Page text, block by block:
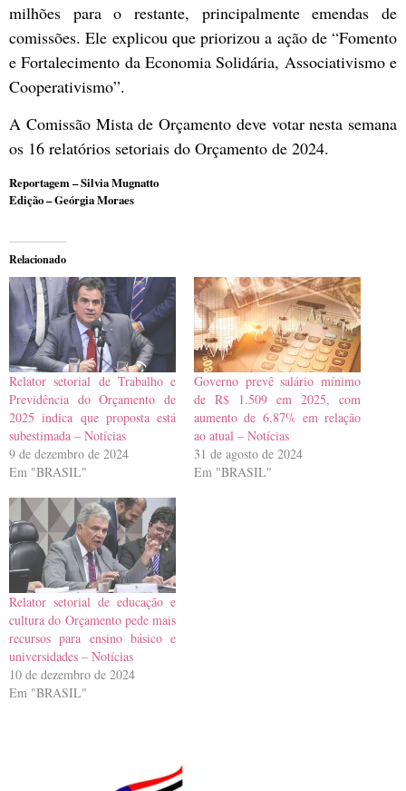
milhões para o restante, principalmente emendas de
comissões. Ele explicou que priorizou a ação de “Fomento
e Fortalecimento da Economia Solidária, Associativismo e
Cooperativismo”.
A Comissão Mista de Orçamento deve votar nesta semana
os 16 relatórios setoriais do Orçamento de 2024.
Reportagem – Silvia Mugnatto
Edição – Geórgia Moraes
Relacionado
Relator setorial de Trabalho e
Previdência do Orçamento de
2025 indica que proposta está
subestimada – Notícias
9 de dezembro de 2024
Em "BRASIL"
Governo prevê salário mínimo
de R$ 1.509 em 2025, com
aumento de 6,87% em relação
ao atual – Notícias
31 de agosto de 2024
Em "BRASIL"
Relator setorial de educação e
cultura do Orçamento pede mais
recursos para ensino básico e
universidades – Notícias
10 de dezembro de 2024
Em "BRASIL"